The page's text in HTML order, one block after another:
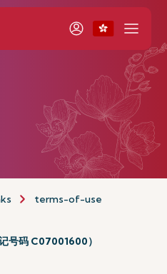
terms-of-use
号码 C07001600）